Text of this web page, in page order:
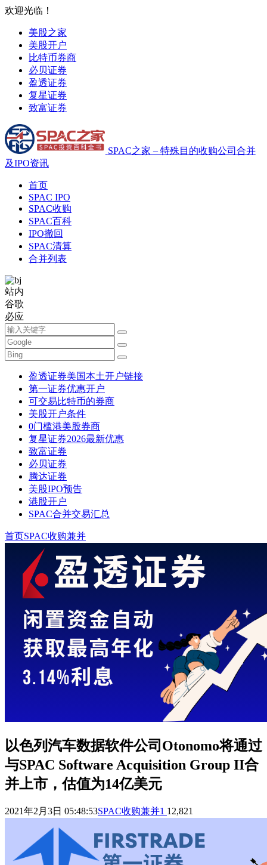
欢迎光临！
美股之家
美股开户
比特币券商
必贝证券
盈透证券
复星证券
致富证券
SPAC之家 – 特殊目的收购公司合并
及IPO资讯
首页
SPAC IPO
SPAC收购
SPAC百科
IPO撤回
SPAC清算
合并列表
站内
谷歌
必应
盈透证券美国本土开户链接
第一证券优惠开户
可交易比特币的券商
美股开户条件
0门槛港美股券商
复星证券2026最新优惠
致富证券
必贝证券
腾达证券
美股IPO预告
港股开户
SPAC合并交易汇总
首页SPAC收购兼并
以色列汽车数据软件公司Otonomo将通过
与SPAC Software Acquisition Group II合
并上市，估值为14亿美元
2021年2月3日 05:48:53SPAC收购兼并1 12,821